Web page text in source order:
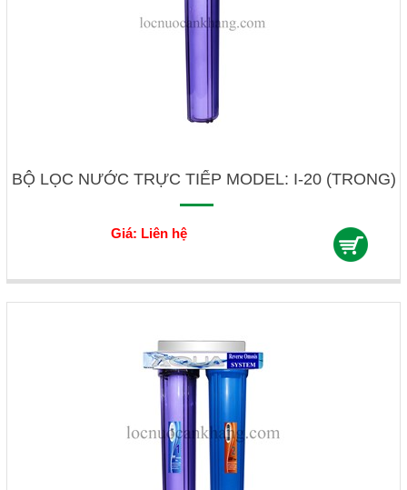
BỘ LỌC NƯỚC TRỰC TIẾP MODEL: I-20 (TRONG)
Giá: Liên hệ